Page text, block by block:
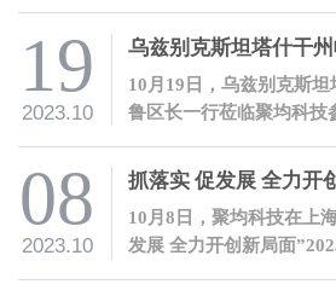
19
2023.10
10月19日，乌兹别克斯
鲁区长一行莅临聚均科技
08
2023.10
10月8日，聚均科技在上
发展 全力开创新局面